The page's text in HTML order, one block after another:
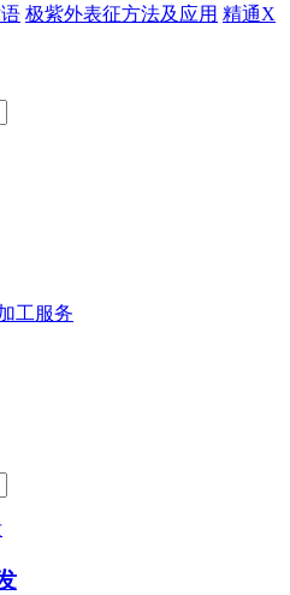
极紫外表征方法及应用 精通X
工服务